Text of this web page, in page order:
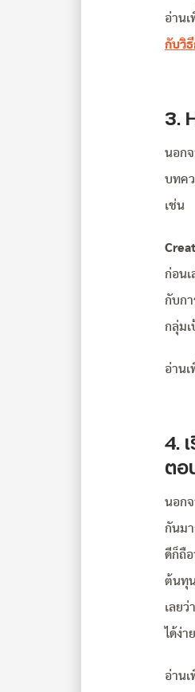
อ่านเ
กับวิ
3.
นอกจ
บทคว
เช่น
ก่อน
กับกา
กลุ่มเ
อ่านเ
4.
ต
นอกจ
กันมา
ดีก็ถื
ต้นทุน
เลยว่
ได้ง่
อ่านเ